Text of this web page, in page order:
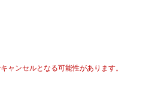
ャンセルとなる可能性があります。